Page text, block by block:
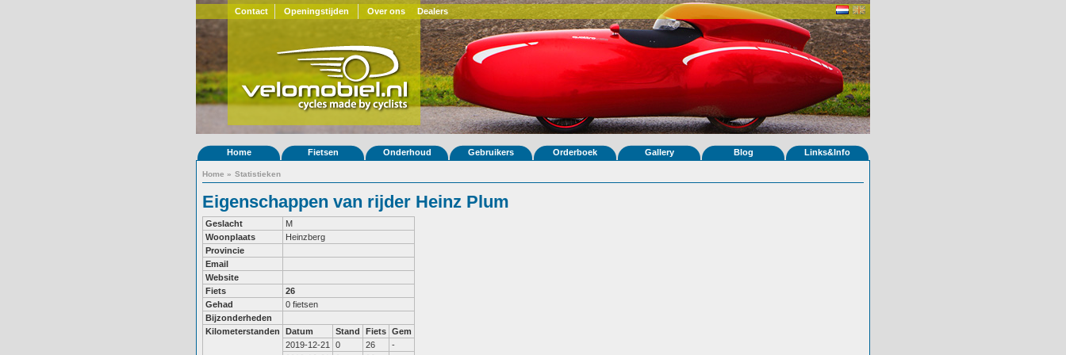
Contact Openingstijden Over ons Dealers
Home Fietsen Onderhoud Gebruikers Orderboek Gallery Blog Links&Info
Home » Statistieken
Eigenschappen van rijder Heinz Plum
Geslacht
M
Woonplaats
Heinzberg
Provincie
Email
Website
Fiets
26
Gehad
0 fietsen
Bijzonderheden
Kilometerstanden
Datum Stand Fiets Gem
2019-12-21
0 26
-